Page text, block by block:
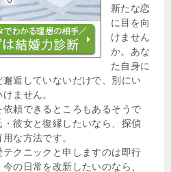
新たな恋
に目を向
けません
か。あな
た自身に
逅していないだけで、別にい
ません。
頼できるところもあるそうで
彼女と復縁したいなら、探偵
な方法です。
クニックと申しますのは即行
の日常を改新したいのなら、